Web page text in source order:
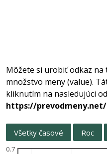
Môžete si urobiť odkaz
množstvo meny (value).
kliknutím na nasledujúci
https://
Všetky časové Roc
0.7